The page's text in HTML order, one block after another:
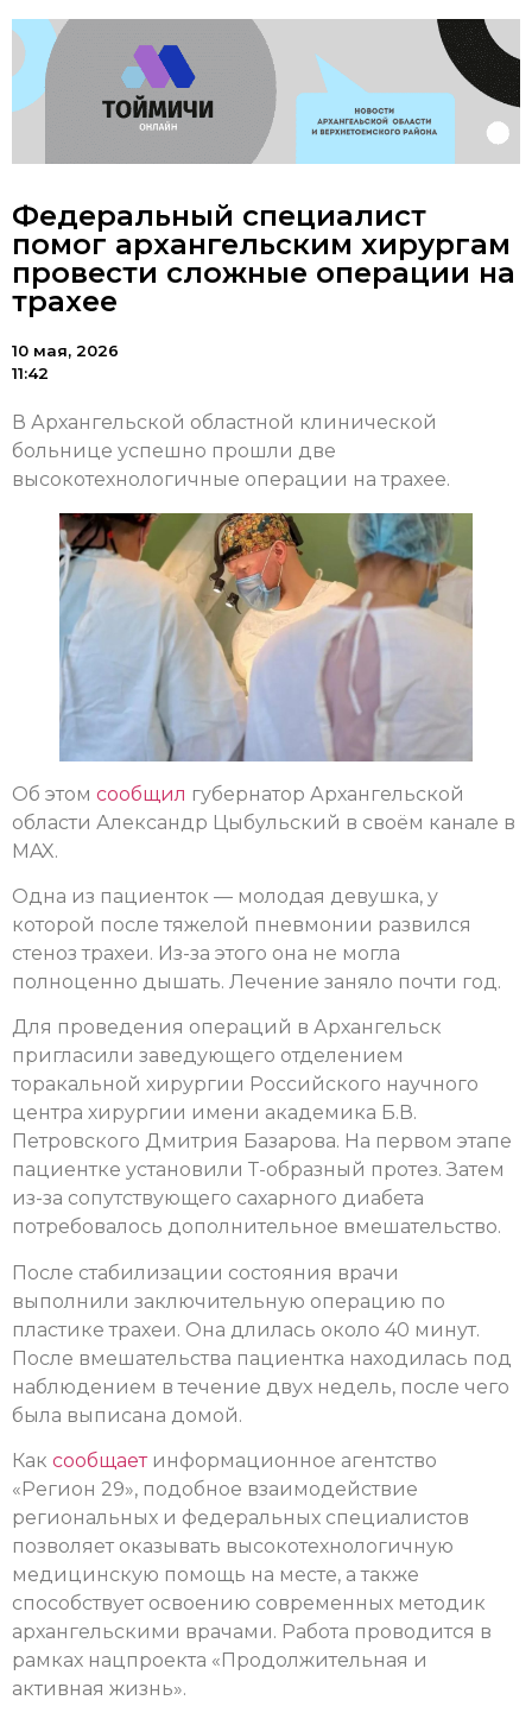
Федеральный специалист
помог архангельским хирургам
провести сложные операции на
трахее
10 мая, 2026
11:42
В Архангельской областной клинической
больнице успешно прошли две
высокотехнологичные операции на трахее.
Об этом сообщил губернатор Архангельской
области Александр Цыбульский в своём канале в
MAX.
Одна из пациенток — молодая девушка, у
которой после тяжелой пневмонии развился
стеноз трахеи. Из-за этого она не могла
полноценно дышать. Лечение заняло почти год.
Для проведения операций в Архангельск
пригласили заведующего отделением
торакальной хирургии Российского научного
центра хирургии имени академика Б.В.
Петровского Дмитрия Базарова. На первом этапе
пациентке установили Т-образный протез. Затем
из-за сопутствующего сахарного диабета
потребовалось дополнительное вмешательство.
После стабилизации состояния врачи
выполнили заключительную операцию по
пластике трахеи. Она длилась около 40 минут.
После вмешательства пациентка находилась под
наблюдением в течение двух недель, после чего
была выписана домой.
Как сообщаетинформационное агентство
«Регион 29», подобное взаимодействие
региональных и федеральных специалистов
позволяет оказывать высокотехнологичную
медицинскую помощь на месте, а также
способствует освоению современных методик
архангельскими врачами. Работа проводится в
рамках нацпроекта «Продолжительная и
активная жизнь».